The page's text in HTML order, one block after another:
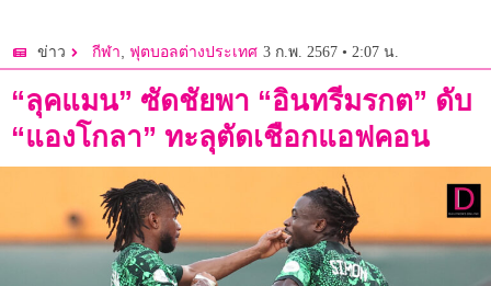
ข่าว กีฬา, ฟุตบอลต่างประเทศ 3 ก.พ. 2567 • 2:07 น.
“ลุคแมน” ซัดชัยพา “อินทรีมรกต” ดับ
“แองโกลา” ทะลุตัดเชือกแอฟคอน